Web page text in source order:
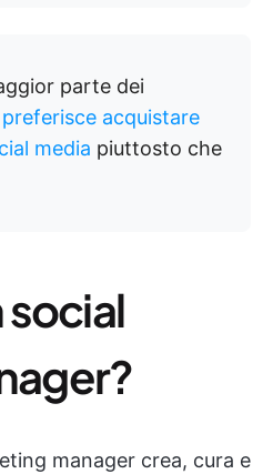
parte dei
preferisce acquistare
media piuttosto che
social
manager crea, cura e